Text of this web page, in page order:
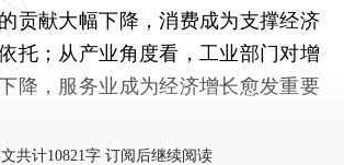
贡献大幅下降，消费成为支撑经济
托；从产业角度看，工业部门对增
降，服务业成为经济增长愈发重要
共计10821字 订阅后继续阅读